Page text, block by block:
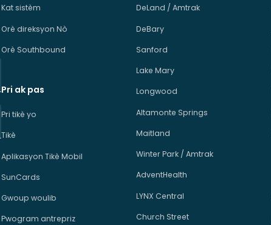
Kat sistèm
Orè direksyon Nò
Orè Southbound
Pri ak pas
Pri tikè yo
Tikè
Aplikasyon Tikè Mobil
SunCards
Gwoup woulib
Pwogram antrepriz
DeLand / Amtrak
DeBary
Sanford
Lake Mary
Longwood
Altamonte Springs
Maitland
Winter Park / Amtrak
AdventHealth
LYNX Central
Church Street